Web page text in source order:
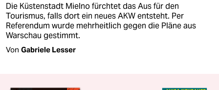
Die Küstenstadt Mielno fürchtet das Aus für den
Tourismus, falls dort ein neues AKW entsteht. Per
Referendum wurde mehrheitlich gegen die Pläne aus
Warschau gestimmt.
Von Gabriele Lesser